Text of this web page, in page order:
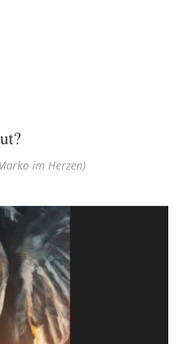
im Herzen)